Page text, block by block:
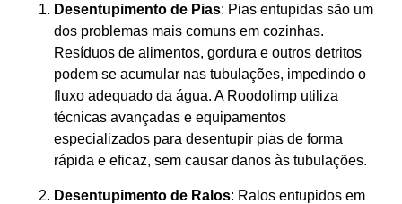
Desentupimento de Pias: Pias entupidas são um
dos problemas mais comuns em cozinhas.
Resíduos de alimentos, gordura e outros detritos
podem se acumular nas tubulações, impedindo o
fluxo adequado da água. A Roodolimp utiliza
técnicas avançadas e equipamentos
especializados para desentupir pias de forma
rápida e eficaz, sem causar danos às tubulações.
Desentupimento de Ralos: Ralos entupidos em